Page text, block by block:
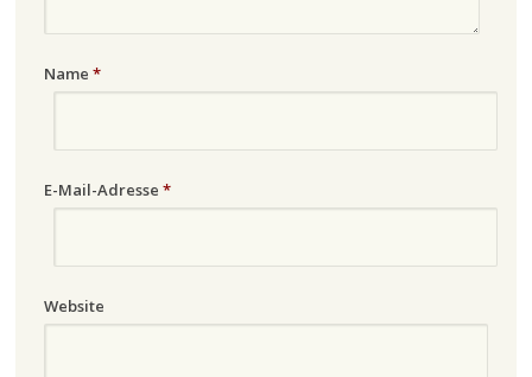
Name *
E-Mail-Adresse *
Website